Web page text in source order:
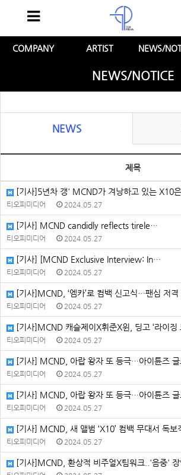
COMPANY ARTIST NEWS/
NEWS/NOTICE
NEWS
제목
[기사]5년차 갱' MCND가 겨낭하고 있는 X10
티오피미디어 2024.05.27
[기사] MCND candidly reflects tirele…
티오피미디어 2024.05.27
[기사] [MCND Exclusive Interview: In…
티오피미디어 2024.05.27
[기사]MCND, ‘엠카’로 컴백 신고식…팬심 저격
티오피미디어 2024.05.27
[기사]MCND 캐슬제이X휘준X윈, 딩고 ‘라이징
티오피미디어 2024.05.27
[기사] MCND, 아랍 왕자 또 등극…아이튠즈
티오피미디어 2024.05.27
[기사] MCND, 아랍 왕자 또 등극…아이튠즈
티오피미디어 2024.05.27
[기사] MCND, 새 앨범 ‘X10’ 컴백 무대서 독
티오피미디어 2024.05.27
[기사]MCND, 환상적 비주얼X팀워크..'음중'